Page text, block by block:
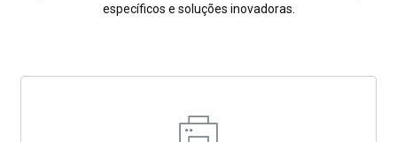
específicos e soluções inovadoras.